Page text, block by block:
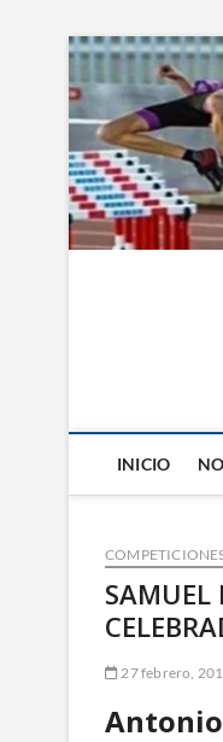
Saltar
contenido
INICIO
SAMUEL
27 febrero,
Antonio